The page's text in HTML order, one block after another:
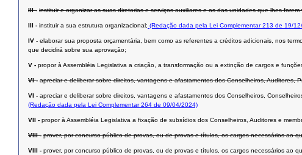
III - instituir e organizar as suas diretorias e serviços auxiliares e os das unidades que lhes forem
III - instituir a sua estrutura organizacional; (Redação dada pela Lei Complementar 213 de 19/
IV - elaborar sua proposta orçamentária, bem como as referentes a créditos adicionais, nos
que decidirá sobre sua aprovação;
V - propor à Assembléia Legislativa a criação, a transformação ou a extinção de cargos e
VI - apreciar e deliberar sobre direitos, vantagens e afastamentos dos Conselheiros,
VI - apreciar e deliberar sobre direitos, vantagens e afastamentos dos Conselheiros,
(Redação dada pela Lei Complementar 264 de 09/04/2024)
VII - propor à Assembléia Legislativa a fixação de subsídios dos Conselheiros, Auditores e
VIII - prover, por concurso público de provas, ou de provas e títulos, os cargos necessários ao
VIII - prover, por concurso público de provas, ou de provas e títulos, os cargos necessários ao